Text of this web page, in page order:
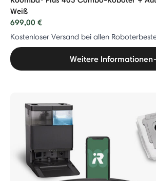
Weiß
699,00 €
Kostenloser Versand bei allen
Weitere Informationen